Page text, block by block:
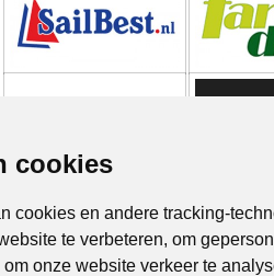
cookies
cookies en andere tracking-
te verbeteren, om
onze website verkeer te